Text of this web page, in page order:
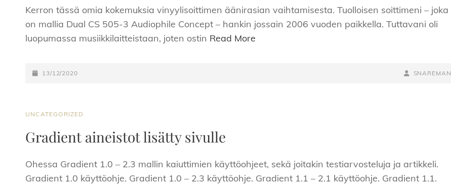
Kerron tässä omia kokemuksia vinyylisoittimen äänirasian vaihtamisesta. Tuolloisen soittimeni – joka
on mallia Dual CS 505-3 Audiophile Concept – hankin jossain 2006 vuoden paikkella. Tuttavani oli
luopumassa musiikkilaitteistaan, joten ostin Read More
POSTED-
13/12/2020
BY
BYLINE
SNAREMAN
CAT
UNCATEGORIZED
Gradient aineistot lisätty sivulle
Ohessa Gradient 1.0 – 2.3 mallin kaiuttimien käyttöohjeet, sekä joitakin testiarvosteluja ja artikkeli.
Gradient 1.0 käyttöohje. Gradient 1.0 – 2.3 käyttöohje. Gradient 1.1 – 2.1 käyttöohje. Gradient 1.1.